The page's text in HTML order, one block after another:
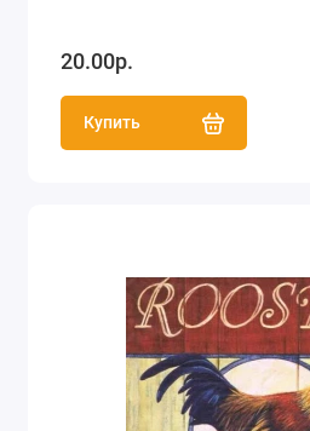
20.00р.
Купить